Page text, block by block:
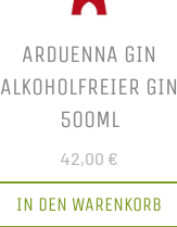
ARDUENNA GIN
ALKOHOLFREIER GIN
500ML
42,00 €
IN DEN WARENKORB